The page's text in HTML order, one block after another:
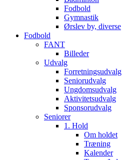
Fodbold
Gymnastik
Ørslev by, diverse
Fodbold
FANT
Billeder
Udvalg
Forretningsudvalg
Seniorudvalg
Ungdomsudvalg
Aktivitetsudvalg
Sponsorudvalg
Seniorer
1. Hold
Om holdet
Træning
Kalender